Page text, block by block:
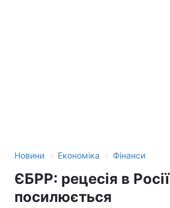
Новини › Економіка › Фінанси
ЄБРР: рецесія в Росії
посилюється